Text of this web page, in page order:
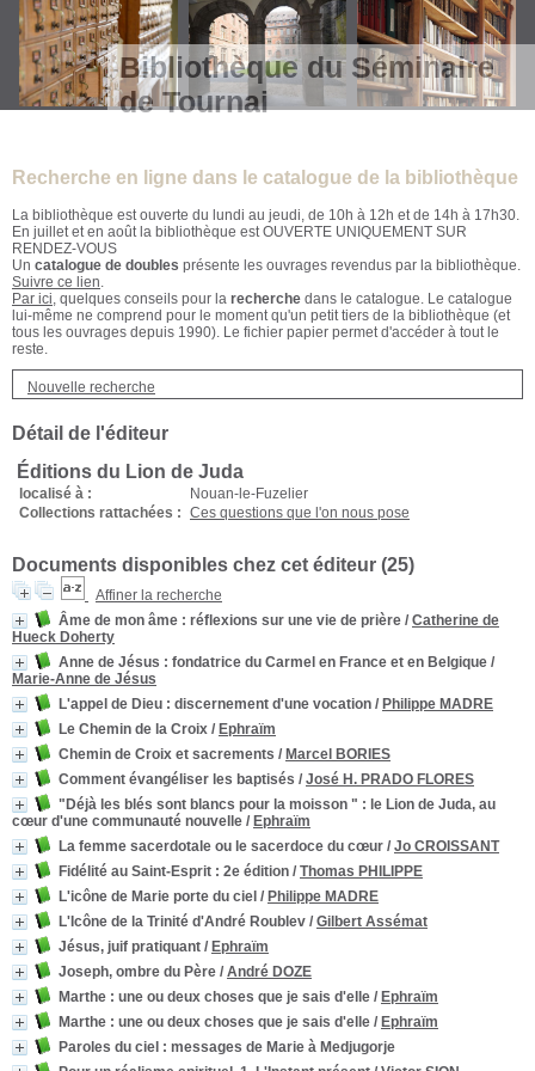
Bibliothèque du Séminaire
de Tournai
Recherche en ligne dans le catalogue de la bibliothèque
La bibliothèque est ouverte du lundi au jeudi, de 10h à 12h et de 14h à 17h30.
En juillet et en août la bibliothèque est OUVERTE UNIQUEMENT SUR
RENDEZ-VOUS
Un catalogue de doubles présente les ouvrages revendus par la bibliothèque.
Suivre ce lien.
Par ici, quelques conseils pour la recherche dans le catalogue. Le catalogue
lui-même ne comprend pour le moment qu'un petit tiers de la bibliothèque (et
tous les ouvrages depuis 1990). Le fichier papier permet d'accéder à tout le
reste.
Nouvelle recherche
Détail de l'éditeur
Éditions du Lion de Juda
localisé à :
Nouan-le-Fuzelier
Collections rattachées : Ces questions que l'on nous pose
Documents disponibles chez cet éditeur (25)
Affiner la recherche
Âme de mon âme : réflexions sur une vie de prière / Catherine de
Hueck Doherty
Anne de Jésus : fondatrice du Carmel en France et en Belgique /
Marie-Anne de Jésus
L'appel de Dieu : discernement d'une vocation / Philippe MADRE
Le Chemin de la Croix / Ephraïm
Chemin de Croix et sacrements / Marcel BORIES
Comment évangéliser les baptisés / José H. PRADO FLORES
"Déjà les blés sont blancs pour la moisson " : le Lion de Juda, au
cœur d'une communauté nouvelle / Ephraïm
La femme sacerdotale ou le sacerdoce du cœur / Jo CROISSANT
Fidélité au Saint-Esprit : 2e édition / Thomas PHILIPPE
L'icône de Marie porte du ciel / Philippe MADRE
L'Icône de la Trinité d'André Roublev / Gilbert Assémat
Jésus, juif pratiquant / Ephraïm
Joseph, ombre du Père / André DOZE
Marthe : une ou deux choses que je sais d'elle / Ephraïm
Marthe : une ou deux choses que je sais d'elle / Ephraïm
Paroles du ciel : messages de Marie à Medjugorje